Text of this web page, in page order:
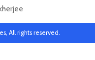
All rights reserved.